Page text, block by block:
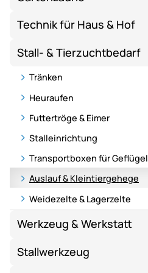
Technik für Haus & Hof
Stall- & Tierzuchtbedarf
Tränken
Heuraufen
Futtertröge & Eimer
Stalleinrichtung
Transportboxen für Geflügel
Auslauf & Kleintiergehege
Weidezelte & Lagerzelte
Werkzeug & Werkstatt
Stallwerkzeug